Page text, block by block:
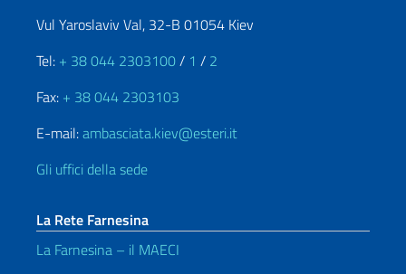
Vul Yaroslaviv Val, 32-B 01054 Kiev
Tel: + 38 044 2303100/ 1 / 2
Fax: + 38 044 2303103
E-mail:ambasciata.kiev@esteri.it
Gli uffici della sede
La Rete Farnesina
La Farnesina – il MAECI